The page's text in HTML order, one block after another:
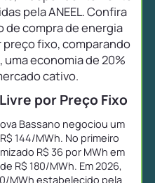
pela ANEEL. Confira
de compra de energia
preço fixo, comparando
uma economia de 20%
cativo.
por Preço Fixo
Bassano negociou um
144/MWh. No primeiro
R$ 36 por MWh em
R$ 180/MWh. Em 2026,
MWh estabelecido pela